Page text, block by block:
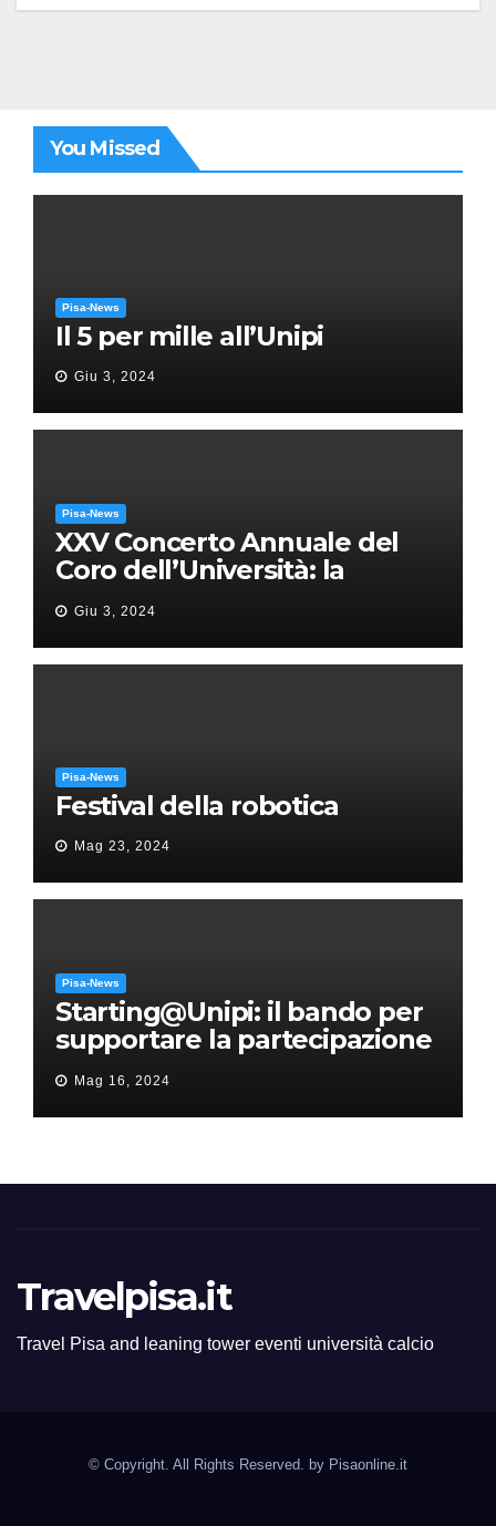
You Missed
Pisa-News
Il 5 per mille all’Unipi
Giu 3, 2024
Pisa-News
XXV Concerto Annuale del
Coro dell’Università: la
“Messa in gloria” di Giacomo
Puccini
Giu 3, 2024
Pisa-News
Festival della robotica
Mag 23, 2024
Pisa-News
Starting@Unipi: il bando per
supportare la partecipazione
all’ERC Starting Grant
Mag 16, 2024
Travelpisa.it
Travel Pisa and leaning tower eventi università calcio
© Copyright. All Rights Reserved. by Pisaonline.it